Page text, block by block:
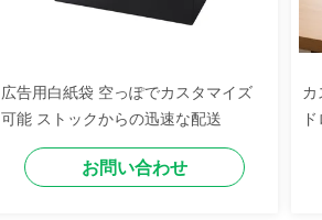
広告用白紙袋 空っぽでカスタマイズ
可能 ストックからの迅速な配送
お問い合わせ
カ